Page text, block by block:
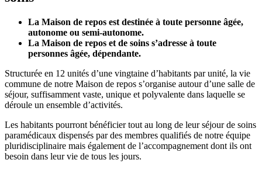
La Maison de repos est destinée à toute personne âgée,
autonome ou semi-autonome.
La Maison de repos et de soins s’adresse à toute
personnes âgée, dépendante.
Structurée en 12 unités d’une vingtaine d’habitants par unité, la vie
commune de notre Maison de repos s’organise autour d’une salle de
séjour, suffisamment vaste, unique et polyvalente dans laquelle se
déroule un ensemble d’activités.
Les habitants pourront bénéficier tout au long de leur séjour de soins
paramédicaux dispensés par des membres qualifiés de notre équipe
pluridisciplinaire mais également de l’accompagnement dont ils ont
besoin dans leur vie de tous les jours.